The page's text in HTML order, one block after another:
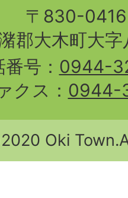
〒830-
郡大木町大
号： 0944-
クス： 0944-
Oki